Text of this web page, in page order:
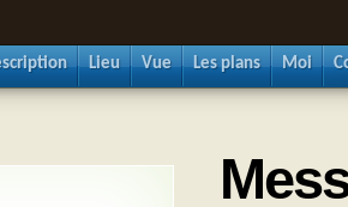
Lieu Vue Les plans Moi